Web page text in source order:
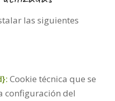
las siguientes
Cookie técnica que se
configuración del